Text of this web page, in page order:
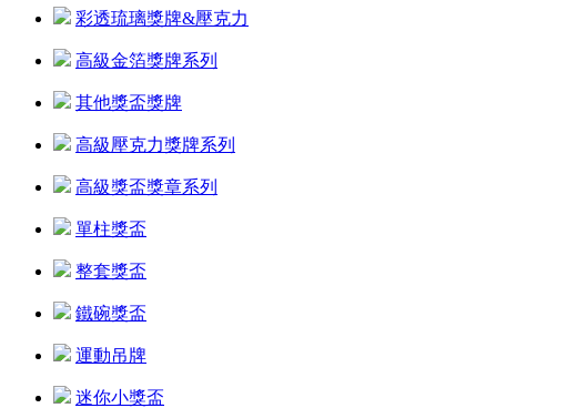
彩透琉璃獎牌&壓克力
高級金箔獎牌系列
其他獎盃獎牌
高級壓克力獎牌系列
高級獎盃獎章系列
單柱獎盃
整套獎盃
鐵碗獎盃
運動吊牌
迷你小獎盃